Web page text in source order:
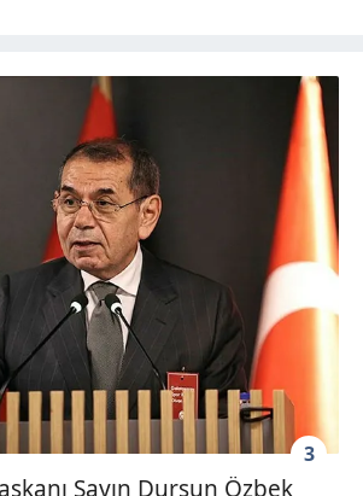
yapılması, amaçlarıyla
dahilinde kullanılacaktır.
aşağıda yer alan panel
Çerezlere ilişkin detaylı bilgi
tıklayabilir,Çerez Bilgilendirme
Verilerin Korunması Kanunu uyarınca
Metnimizi okumak ve sitemizde
olarak kullanılan çerezlerle ilgili bilgi
.
3
Sayın Dursun Özbek